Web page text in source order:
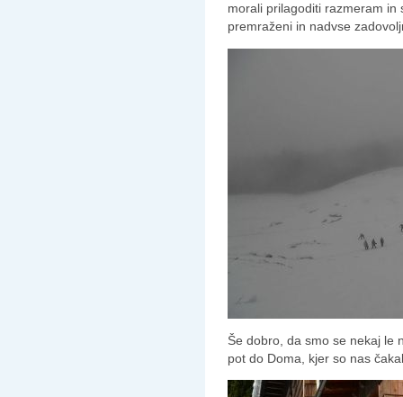
morali prilagoditi razmeram in
premraženi in nadvse
Še dobro, da smo se nekaj le
pot do Doma, kjer so nas